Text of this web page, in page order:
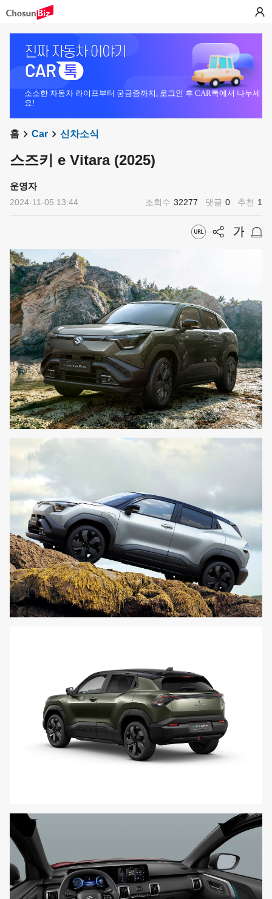
소소한 자동차 라이프부터 궁금증까지, 로그인 후 CAR톡에서 나누세
요!
홈 Car 신차소식
스즈키 e Vitara (2025)
운영자
2024-11-05 13:44 조회수 32277 댓글 0 추천 1